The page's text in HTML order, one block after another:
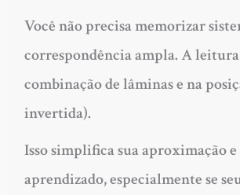
Você não precisa memorizar
correspondência ampla. A
combinação de lâminas e na
invertida).
Isso simplifica sua aproximação e
aprendizado, especialmente se